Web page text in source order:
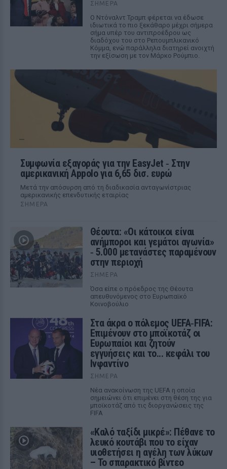
ΣΉΜΕΡΑ
Ο Ντόναλντ Τραμπ φέρεται να έδωσε
ιδιωτικά το πιο ξεκάθαρο μέχρι σήμερα
σήμα υπέρ του αντιπροέδρου ως
διαδόχου του στο Ρεπουμπλικανικό
Κόμμα, ενώ παράλληλα διατηρεί ανοιχτή
την εξίσωση με τον Μάρκο Ρούμπιο.
Συμφωνία εξαγοράς για την EasyJet ‑ Στην
αμερικανική Appolo για 6,65 δισ. ευρώ
Μετά την απόσυρση από τη διαδικασία ανταγωνίστριας
αμερικανικής επενδυτικής εταιρίας
ΣΉΜΕΡΑ
Θέουτα: «Οι κάτοικοι είναι
ανήμποροι και γεμάτοι αγωνία»
‑ 5.000 μετανάστες παραμένουν
στην περιοχή
ΣΉΜΕΡΑ
Όσα είπε ο πρόεδρος της Θέουτα
απευθυνόμενος στο Ευρωπαϊκό
Κοινοβούλιο
Στα άκρα ο πόλεμος UEFA‑FIFA:
Επιμένουν στο μποϊκοτάζ οι
Ευρωπαίοι και ζητούν
εγγυήσεις και το... κεφάλι του
Ινφαντίνο
ΣΉΜΕΡΑ
Νέα ανακοίνωση της UEFA η οποία
σημειώνει ότι επιμένει στη θέση της για
μποϊκοτάζ από τις διοργανώσεις της
FIFA
«Καλό ταξίδι μικρέ»: Πέθανε το
λευκό κουτάβι που το είχαν
υιοθετήσει η αγέλη των λύκων
– Το σπαρακτικό βίντεο